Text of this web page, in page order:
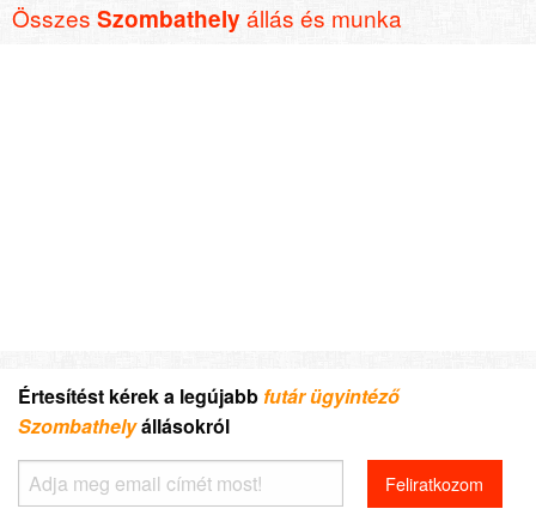
Összes Szombathely állás és munka
Értesítést kérek a legújabbfutár ügyintéző
Szombathelyállásokról